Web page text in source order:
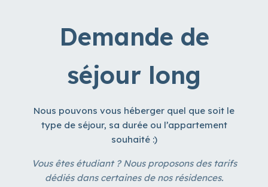
Demande de
séjour long
Nous pouvons vous héberger quel que soit le
type de séjour, sa durée ou l’appartement
souhaité :)
Vous êtes étudiant ? Nous proposons des tarifs
dédiés dans certaines de nos résidences.